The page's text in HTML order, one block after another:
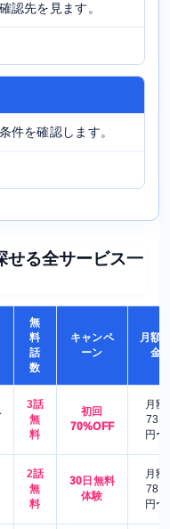
認先を見ます。
件を確認します。
る全サービス一
無
料
話
数
キャンペ
ーン
月額
金
3話
無
料
初回
70%OFF
月額
730
円〜
2話
無
料
30日無料
体験
月額
780
円〜